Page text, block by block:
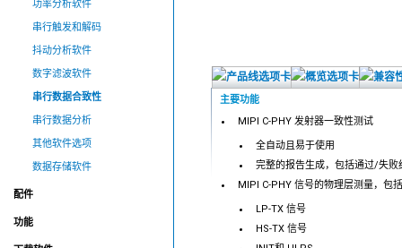
主要功能
MIPI C-PHY 发射器一致性测试
全自动且易于使用
完整的报告生成，包括通过/失败
MIPI C-PHY 信号的物理层测量，包
LP-TX 信号
HS-TX 信号
功率分析软件
串行触发和解码
抖动分析软件
数字滤波软件
串行数据合致性
串行数据分析
其他软件选项
数据存储软件
配件
功能